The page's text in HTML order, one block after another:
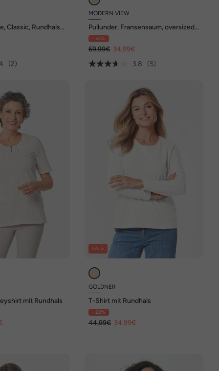
Classic, Rundhals,
(2)
MODERN VIEW
Pullunder, Fransensaum, oversized,
Rundhals, ärmellos
- 50%
69,99€ 34,99€
3.8
(5)
mit Rundhals
SALE
GOLDNER
T-Shirt mit Rundhals
- 22%
44,99€ 34,99€